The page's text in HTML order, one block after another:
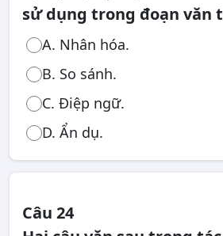
sử dụng trong đoạn văn
A. Nhân hóa.
B. So sánh.
C. Điệp ngữ.
D. Ẩn dụ.
Câu 24